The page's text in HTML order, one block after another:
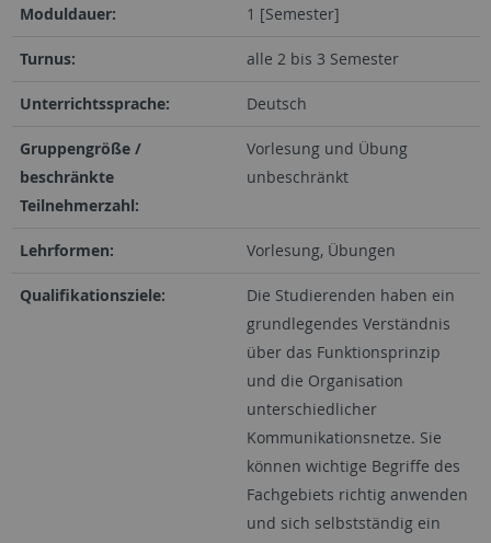
Moduldauer: 1 [Semester]
Turnus: alle 2 bis 3 Semester
Unterrichtssprache: Deutsch
Gruppengröße /
beschränkte
Teilnehmerzahl:
Vorlesung und Übung
unbeschränkt
Lehrformen: Vorlesung, Übungen
Qualifikationsziele:
Die Studierenden haben ein
grundlegendes Verständnis
über das Funktionsprinzip
und die Organisation
unterschiedlicher
Kommunikationsnetze. Sie
können wichtige Begriffe des
Fachgebiets richtig anwenden
und sich selbstständig ein